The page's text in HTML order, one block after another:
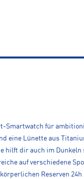
Smartwatch für
eine Lünette aus
hilft dir auch im
auf verschiedene
Reserven